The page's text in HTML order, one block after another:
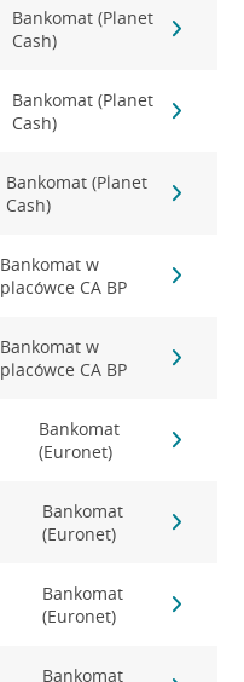
Bankomat (Planet
Cash)
Bankomat (Planet
Cash)
Bankomat (Planet
Cash)
Bankomat w
placówce CA BP
Bankomat w
placówce CA BP
Bankomat
(Euronet)
Bankomat
(Euronet)
Bankomat
(Euronet)
Bankomat